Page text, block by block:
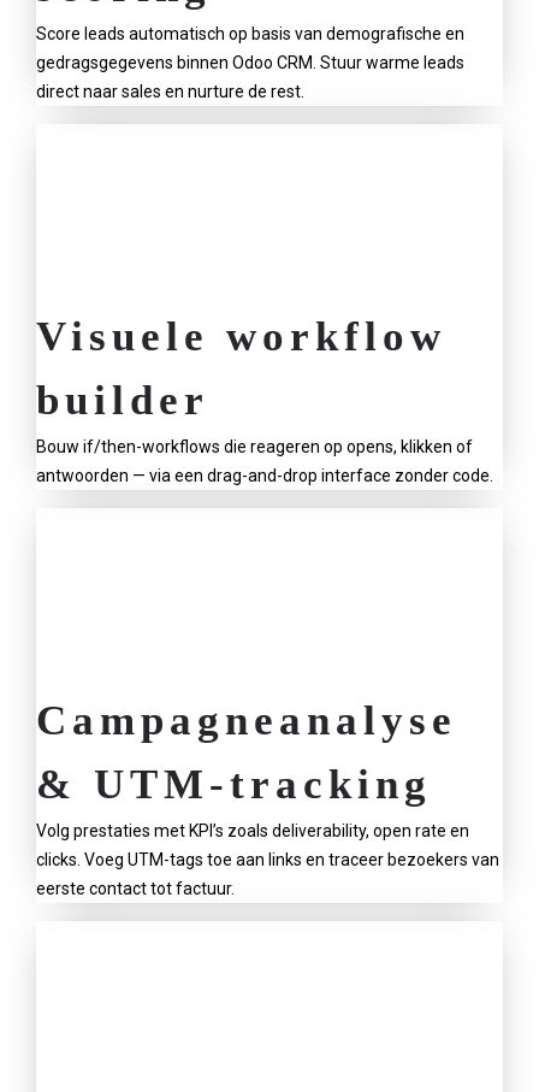
Score leads automatisch op basis van demografische en
gedragsgegevens binnen Odoo CRM. Stuur warme leads
direct naar sales en nurture de rest.
Visuele workflow
builder
Bouw if/then-workflows die reageren op opens, klikken of
antwoorden — via een drag-and-drop interface zonder code.
Campagneanalyse
& UTM-tracking
Volg prestaties met KPI’s zoals deliverability, open rate en
clicks. Voeg UTM-tags toe aan links en traceer bezoekers van
eerste contact tot factuur.